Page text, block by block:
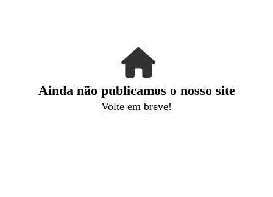
Ainda não publicamos o nosso site
Volte em breve!